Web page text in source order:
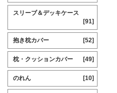
スリーブ＆デッキケース
[91]
抱き枕カバー [52]
枕・クッションカバー [49]
のれん [10]